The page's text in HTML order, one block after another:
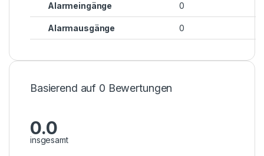
Alarmeingänge 0
Alarmausgänge 0
Basierend auf 0 Bewertungen
0.0
insgesamt